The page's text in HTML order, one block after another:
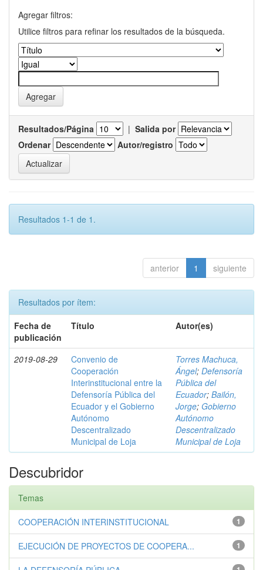
Agregar filtros:
Utilice filtros para refinar los resultados de la búsqueda.
Resultados/Página | Salida por
Ordenar
Autor/registro
Resultados 1-1 de 1.
anterior 1 siguiente
Resultados por ítem:
Fecha de
publicación
Título Autor(es)
2019-08-29
Convenio de
Cooperación
Interinstitucional entre la
Defensoría Pública del
Ecuador y el Gobierno
Autónomo
Descentralizado
Municipal de Loja
Torres Machuca,
Ángel; Defensoría
Pública del
Ecuador; Bailón,
Jorge; Gobierno
Autónomo
Descentralizado
Municipal de Loja
Descubridor
Temas
1
COOPERACIÓN INTERINSTITUCIONAL
1
EJECUCIÓN DE PROYECTOS DE COOPERA...